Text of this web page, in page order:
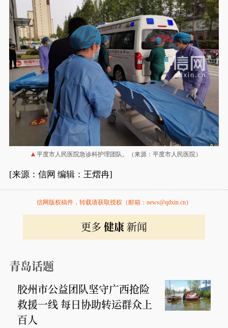
平度市人民医院急诊科护理团队。（来源：平度市人民医院）
[来源：信网 编辑：王熠冉]
信网版权稿件，转载请获取授权（邮箱：news@qdxin.cn）
更多 健康新闻
青岛话题
胶州市公益团队坚守广西抢险
救援一线 每日协助转运群众上
百人